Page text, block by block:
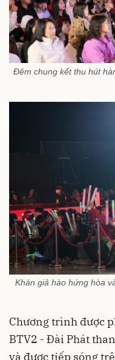
Đêm chung kết thu hút
Khán giả hào hứng hòa
Chương trình được
BTV2 - Đài Phát
và được tiếp sóng